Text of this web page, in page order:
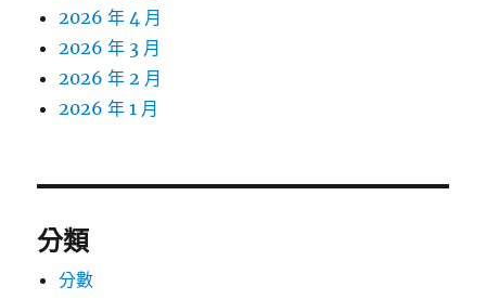
2026 年 4 月
2026 年 3 月
2026 年 2 月
2026 年 1 月
分類
分數